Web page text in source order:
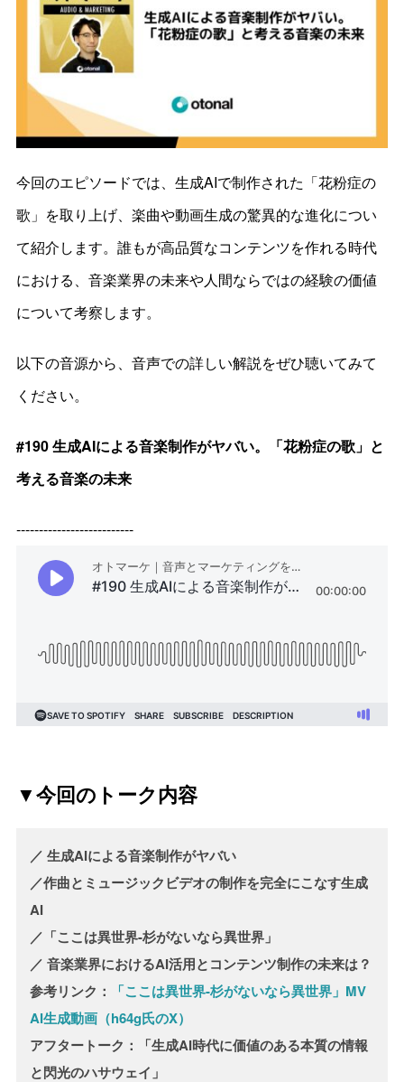
今回のエピソードでは、生成AIで制作された「花粉症の
歌」を取り上げ、楽曲や動画生成の驚異的な進化につい
て紹介します。誰もが高品質なコンテンツを作れる時代
における、音楽業界の未来や人間ならではの経験の価値
について考察します。
以下の音源から、音声での詳しい解説をぜひ聴いてみて
ください。
#190 生成AIによる音楽制作がヤバい。「花粉症の歌」と
考える音楽の未来
--------------------------
▼今回のトーク内容
／ 生成AIによる音楽制作がヤバい
／作曲とミュージックビデオの制作を完全にこなす生成
AI
／「ここは異世界-杉がないなら異世界」
／ 音楽業界におけるAI活用とコンテンツ制作の未来は？
参考リンク：
「ここは異世界-杉がないなら異世界」MV
AI生成動画（h64g氏のX）
アフタートーク：「生成AI時代に価値のある本質の情報
と閃光のハサウェイ」